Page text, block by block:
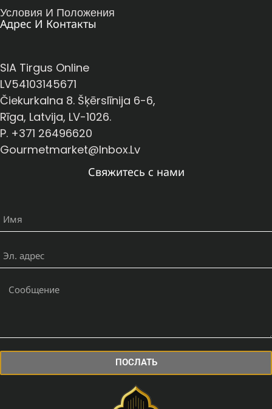
Условия И Положения
Адрес И Контакты
SIA Tirgus Online
LV54103145671
Čiekurkalna 8. Šķērslīnija 6-6,
Rīga, Latvija, LV-1026.
P. +371 26496620
Gourmetmarket@inbox.lv
Свяжитесь с нами
ПОСЛАТЬ